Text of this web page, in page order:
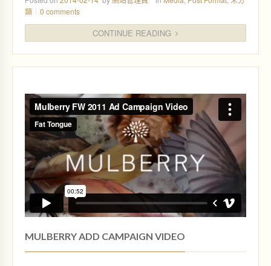
類
0 comments
CONTINUE READING
MULBERRY ADD CAMPAIGN VIDEO